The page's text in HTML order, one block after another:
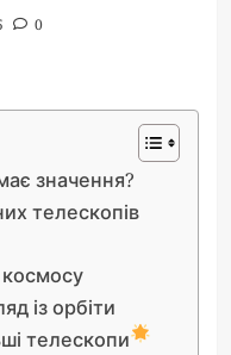
0
значення?
телескопів
космосу
із орбіти
телескопи